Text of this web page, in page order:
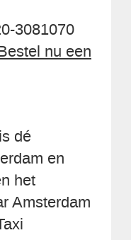
3081070
nu een
dé
en
het
Amsterdam